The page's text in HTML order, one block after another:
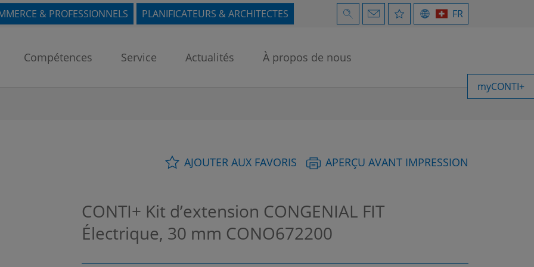
& PROFESSIONNELS PLANIFICATEURS & ARCHITECTES FR
Compétences Service Actualités À propos de nous
myCONTI+
AJOUTER AUX FAVORIS APERÇU AVANT IMPRESSION
CONTI+ Kit d’extension CONGENIAL FIT
Électrique, 30 mm CONO672200